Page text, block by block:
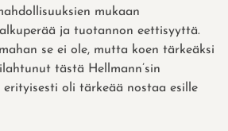
mukaan
ja tuotannon eettisyyttä.
se ei ole, mutta koen tärkeäksi
tästä Hellmann’sin
erityisesti oli tärkeää nostaa esille